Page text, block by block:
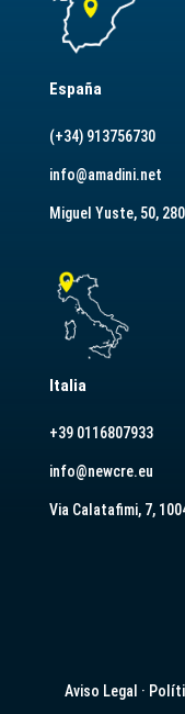
España
(+34) 913756730
info@amadini.net
Miguel Yuste, 50,
Italia
+39 0116807933
info@newcre.eu
Via Calatafimi, 7,
Aviso Legal ·